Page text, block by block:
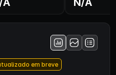
em breve